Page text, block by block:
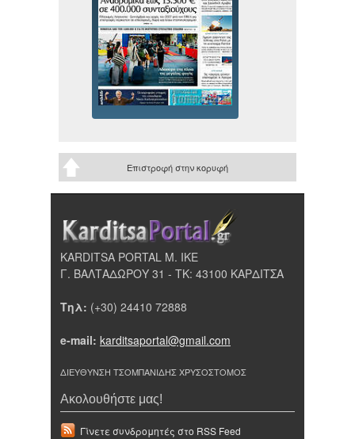
Επιστροφή στην κορυφή
KARDITSA PORTAL Μ. ΙΚΕ
Γ. ΒΑΛΤΑΔΩΡΟΥ 31 - ΤΚ: 43100 ΚΑΡΔΙΤΣΑ
Τηλ: (+30) 24410 72888
e-mail: karditsaportal@gmail.com
ΔΙΕΥΘΥΝΣΗ ΤΣΟΜΠΑΝΙΔΗΣ ΧΡΥΣΟΣΤΟΜΟΣ
Ακολουθήστε μας!
Γίνετε συνδρομητές στο RSS Feed